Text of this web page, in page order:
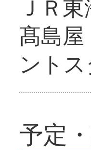
ＪＲ
髙島
ントス
予定